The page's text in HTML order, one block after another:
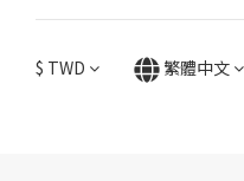
$ TWD 繁體中文